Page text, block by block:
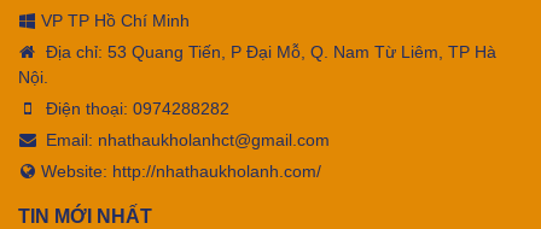
VP TP Hồ Chí Minh
Địa chỉ: 53 Quang Tiến, P Đại Mỗ, Q. Nam Từ Liêm, TP Hà
Nội.
Điện thoại: 0974288282
Email: nhathaukholanhct@gmail.com
Website: http://nhathaukholanh.com/
TIN MỚI NHẤT